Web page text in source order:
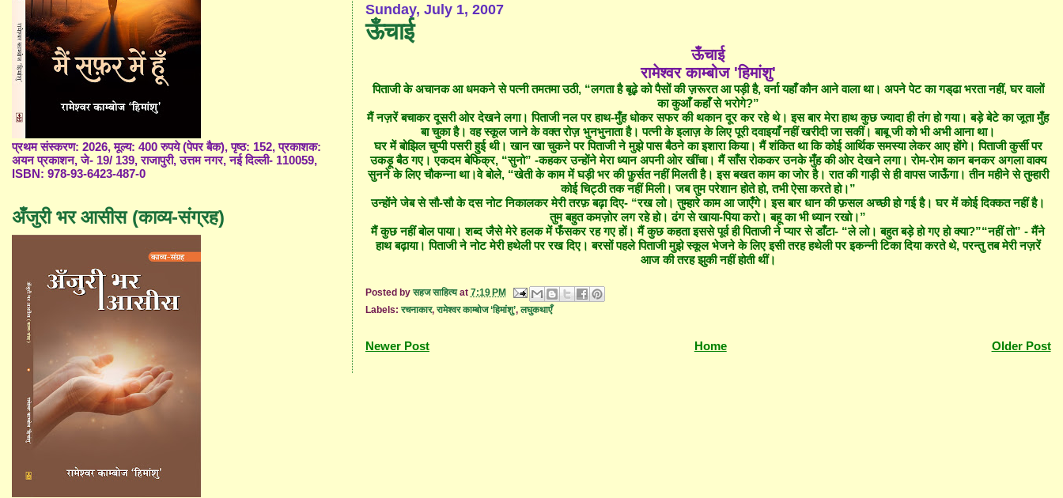
Sunday, July 1, 2007
ऊँचाई
ऊँचाई
रामेश्वर काम्बोज 'हिमांशु'
पिताजी के अचानक आ धमकने से पत्नी तमतमा उठी, “लगता है बूढ़े को पैसों की ज़रूरत आ पड़ी है, वर्ना यहाँ कौन आने वाला था। अपने पेट का गड्‌ढा भरता नहीं, घर वालों
का कुआँ कहाँ से भरोगे?”
मैं नज़रें बचाकर दूसरी ओर देखने लगा। पिताजी नल पर हाथ-मुँह धोकर सफर की थकान दूर कर रहे थे। इस बार मेरा हाथ कुछ ज्यादा ही तंग हो गया। बड़े बेटे का जूता मुँह
बा चुका है। वह स्कूल जाने के वक्त रोज़ भुनभुनाता है। पत्नी के इलाज़ के लिए पूरी दवाइयाँ नहीं खरीदी जा सकीं। बाबू जी को भी अभी आना था।
घर में बोझिल चुप्पी पसरी हुई थी। खान खा चुकने पर पिताजी ने मुझे पास बैठने का इशारा किया। मैं शंकित था कि कोई आर्थिक समस्या लेकर आए होंगे। पिताजी कुर्सी पर
उकड़ू बैठ गए। एकदम बेफिक्र, “सुनो” -कहकर उन्होंने मेरा ध्यान अपनी ओर खींचा। मैं साँस रोककर उनके मुँह की ओर देखने लगा। रोम-रोम कान बनकर अगला वाक्य
सुनने के लिए चौकन्ना था।वे बोले, “खेती के काम में घड़ी भर की फ़ुर्सत नहीं मिलती है। इस बखत काम का जोर है। रात की गाड़ी से ही वापस जाऊँगा। तीन महीने से तुम्हारी
कोई चिट्ठी तक नहीं मिली। जब तुम परेशान होते हो, तभी ऐसा करते हो।”
उन्होंने जेब से सौ-सौ के दस नोट निकालकर मेरी तरफ़ बढ़ा दिए- “रख लो। तुम्हारे काम आ जाएँगे। इस बार धान की फ़सल अच्छी हो गई है। घर में कोई दिक्कत नहीं है।
तुम बहुत कमज़ोर लग रहे हो। ढंग से खाया-पिया करो। बहू का भी ध्यान रखो।”
मैं कुछ नहीं बोल पाया। शब्द जैसे मेरे हलक में फँसकर रह गए हों। मैं कुछ कहता इससे पूर्व ही पिताजी ने प्यार से डाँटा- “ले लो। बहुत बड़े हो गए हो क्या?”“नहीं तो” - मैंने
हाथ बढ़ाया। पिताजी ने नोट मेरी हथेली पर रख दिए। बरसों पहले पिताजी मुझे स्कूल भेजने के लिए इसी तरह हथेली पर इकन्नी टिका दिया करते थे, परन्तु तब मेरी नज़रें
आज की तरह झुकी नहीं होती थीं।
Posted byसहज साहित्य at 7:19 PM
Labels:रचनाकार,रामेश्वर काम्बोज ‘हिमांशु’,लघुकथाएँ
Newer Post Older Post
Home
प्रथम संस्करण: 2026, मूल्य: 400 रुपये (पेपर बैक), पृष्ठ: 152, प्रकाशक:
अयन प्रकाशन, जे- 19/ 139, राजापुरी, उत्तम नगर, नई दिल्ली- 110059,
ISBN: 978-93-6423-487-0
अँजुरी भर आसीस (काव्य-संग्रह)